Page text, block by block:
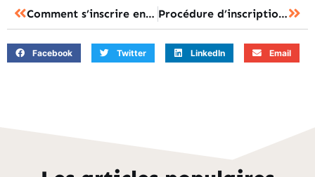
Comment s’inscrire en STAPS à Rouen Procédure d’inscriptions pour STAPS Grenoble
Facebook Twitter LinkedIn Email